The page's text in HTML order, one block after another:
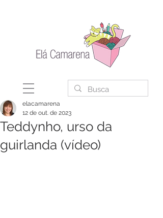
Teddynho, urso da
guirlanda (vídeo)
elacamarena
12 de out. de 2023